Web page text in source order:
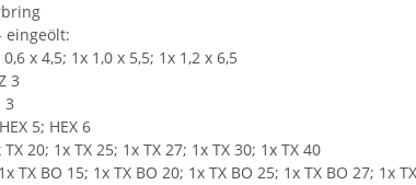
eingeölt:
x 4,5; 1x 1,0 x 5,5; 1x 1,2 x 6,5
3
3
5; HEX 6
20; 1x TX 25; 1x TX 27; 1x TX 30; 1x TX 40
BO 15; 1x TX BO 20; 1x TX BO 25; 1x TX BO 27; 1x